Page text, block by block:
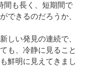
間も長く、短期間で
できるのだろうか、
しい発見の連続で、
も、冷静に見ること
鮮明に見えてきまし